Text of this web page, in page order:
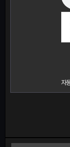
자